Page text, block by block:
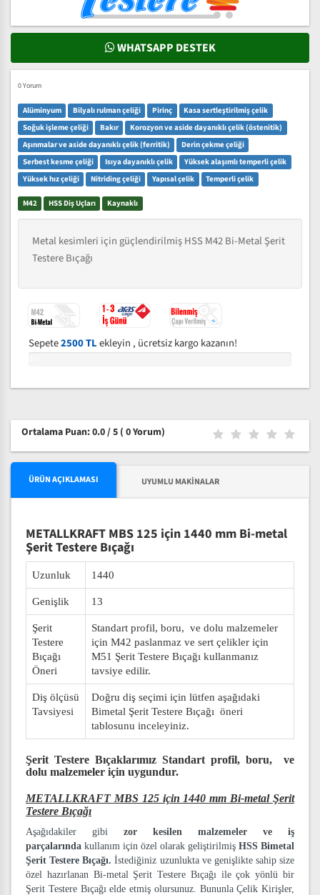
WHATSAPP DESTEK
0 Yorum
Alüminyum Bilyalı rulman çeliği Pirinç
Kasa sertleştirilmiş çelik
Soğuk işleme çeliği
Bakır
Korozyon ve aside dayanıklı çelik (östenitik)
Aşınmalar ve aside dayanıklı çelik (ferritik)
Derin çekme çeliği
Serbest kesme çeliği
Isıya dayanıklı çelik
Yüksek alaşımlı temperli çelik
Yüksek hız çeliği
Nitriding çeliği Yapısal çelik Temperli çelik
M42 HSS Diş Uçları Kaynaklı
Metal kesimleri için güçlendirilmiş HSS M42 Bi-Metal Şerit
Testere Bıçağı
Sepete2500 TLekleyin , ücretsiz kargo kazanın!
Ortalama Puan: 0.0 / 5 ( 0 Yorum)
ÜRÜN AÇIKLAMASI UYUMLU MAKINALAR
METALLKRAFT MBS 125 için 1440 mm Bi-metal
Şerit Testere Bıçağı
Uzunluk 1440
Genişlik 13
Şerit
Testere
Bıçağı
Öneri
Standart profil, boru, ve dolu malzemeler
için M42 paslanmaz ve sert çelikler için
M51 Şerit Testere Bıçağı kullanmanız
tavsiye edilir.
Diş ölçüsü
Tavsiyesi
Doğru diş seçimi için lütfen aşağıdaki
Bimetal Şerit Testere Bıçağı öneri
tablosunu inceleyiniz.
Şerit Testere Bıçaklarımız Standart profil, boru, ve
dolu malzemeler için uygundur.
METALLKRAFT MBS 125 için 1440 mm Bi-metal Şerit
Testere Bıçağı
Aşağıdakiler gibi zor kesilen malzemeler ve iş
parçalarında kullanım için özel olarak geliştirilmiş HSS Bimetal
Şerit Testere Bıçağı.İstediğiniz uzunlukta ve genişlikte sahip size
özel hazırlanan Bi-metal Şerit Testere Bıçağı ile çok yönlü bir
Şerit Testere Bıçağı elde etmiş olursunuz. Bununla Çelik Kirişler,